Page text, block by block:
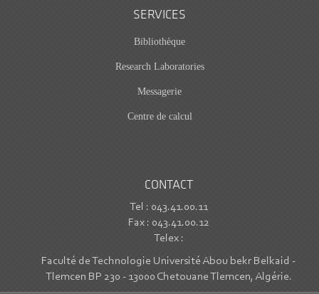
SERVICES
Bibliothèque
Research Laboratories
Messagerie
Centre de calcul
CONTACT
Tel : 043.41.00.11
Fax : 043.41.00.12
Telex :
Faculté de Technologie Université Abou bekr Belkaid -
Tlemcen BP 230 - 13000 Chetouane Tlemcen, Algérie.